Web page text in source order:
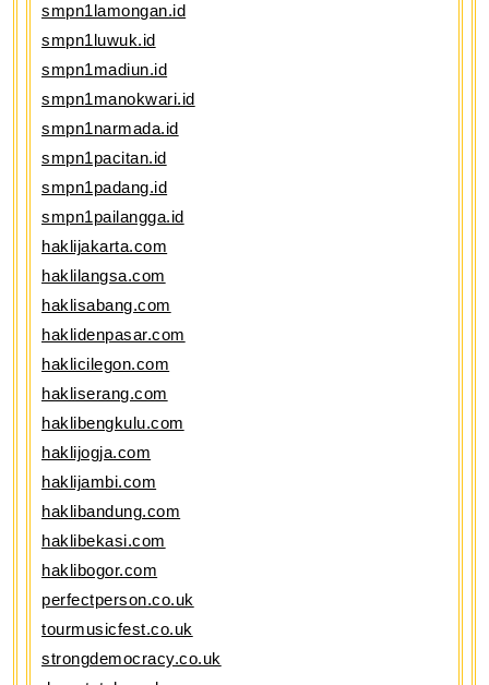
smpn1lamongan.id
smpn1luwuk.id
smpn1madiun.id
smpn1manokwari.id
smpn1narmada.id
smpn1pacitan.id
smpn1padang.id
smpn1pailangga.id
haklijakarta.com
haklilangsa.com
haklisabang.com
haklidenpasar.com
haklicilegon.com
hakliserang.com
haklibengkulu.com
haklijogja.com
haklijambi.com
haklibandung.com
haklibekasi.com
haklibogor.com
perfectperson.co.uk
tourmusicfest.co.uk
strongdemocracy.co.uk